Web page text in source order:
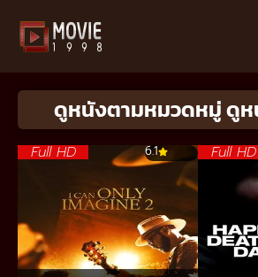
ดูหนังตามหมวดหมู่ ดู
Full HD 6.1 Full HD